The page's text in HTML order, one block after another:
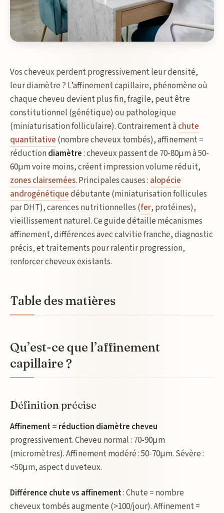
Vos cheveux perdent progressivement leur densité,
leur diamètre ? L’affinement capillaire, phénomène où
chaque cheveu devient plus fin, fragile, peut être
constitutionnel (génétique) ou pathologique
(miniaturisation folliculaire). Contrairement àchute
quantitative (nombre cheveux tombés), affinement =
réductiondiamètre: cheveux passent de 70-80μm à 50-
60μm voire moins, créent impression volume réduit,
zones clairsemées. Principales causes : alopécie
androgénétiquedébutante (miniaturisation follicules
par DHT), carences nutritionnelles (fer, protéines),
vieillissement naturel. Ce guide détaille mécanismes
affinement, différences avec calvitie franche, diagnostic
précis, et traitements pour ralentir progression,
renforcer cheveux existants.
Table des matières
Qu’est-ce que l’affinement
capillaire ?
Définition précise
Affinement = réduction diamètre cheveu
progressivement. Cheveu normal : 70-90μm
(micromètres). Affinement modéré : 50-70μm. Sévère :
<50μm, aspect duveteux.
Différence chute vs affinement: Chute = nombre
cheveux tombés augmente (>100/jour). Affinement =